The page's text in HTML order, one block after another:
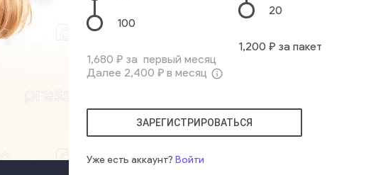
100
1,680 ₽ за первый месяц
Далее 2,400 ₽ в месяц info_outline
20
1,200 ₽ за пакет
ЗАРЕГИСТРИРОВАТЬСЯ
Уже есть аккаунт? Войти